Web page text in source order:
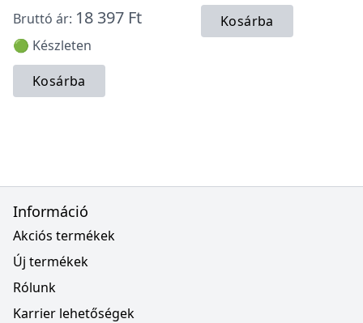
Bruttó ár: 18 397 Ft
🟢 Készleten
Kosárba
Kosárba
Információ
Akciós termékek
Új termékek
Rólunk
Karrier lehetőségek